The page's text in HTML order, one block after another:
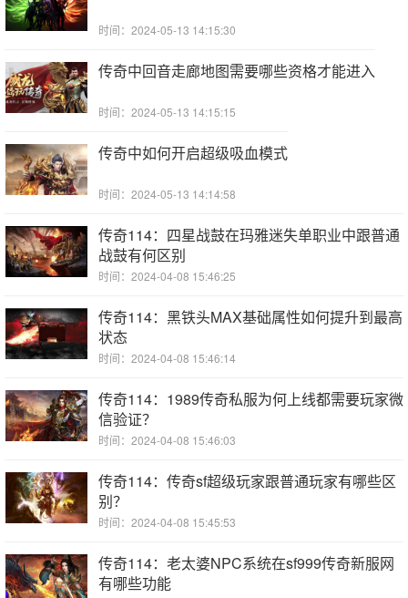
时间：2024-05-13 14:15:30
传奇中回音走廊地图需要哪些资格才能进入
时间：2024-05-13 14:15:15
传奇中如何开启超级吸血模式
时间：2024-05-13 14:14:58
传奇114：四星战鼓在玛雅迷失单职业中跟普通
战鼓有何区别
时间：2024-04-08 15:46:25
传奇114：黑铁头MAX基础属性如何提升到最高
状态
时间：2024-04-08 15:46:14
传奇114：1989传奇私服为何上线都需要玩家微
信验证？
时间：2024-04-08 15:46:03
传奇114：传奇sf超级玩家跟普通玩家有哪些区
别？
时间：2024-04-08 15:45:53
传奇114：老太婆NPC系统在sf999传奇新服网
有哪些功能